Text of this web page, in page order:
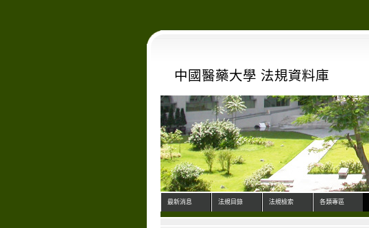
中國醫藥大學 法規資料庫
最新消息 法規目錄 法規檢索 各類專區